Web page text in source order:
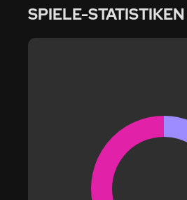
SPIELE-STATISTIKEN